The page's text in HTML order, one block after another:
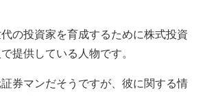
の投資家を育成するために株式投資
提供している人物です。
券マンだそうですが、彼に関する情